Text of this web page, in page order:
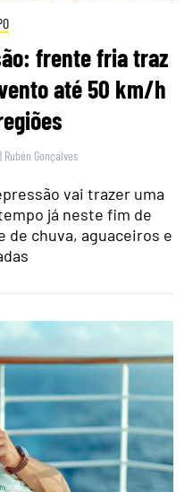
frente fria traz
até 50 km/h
| Rubén Gonçalves
vai trazer uma
já neste fim de
de chuva, aguaceiros e